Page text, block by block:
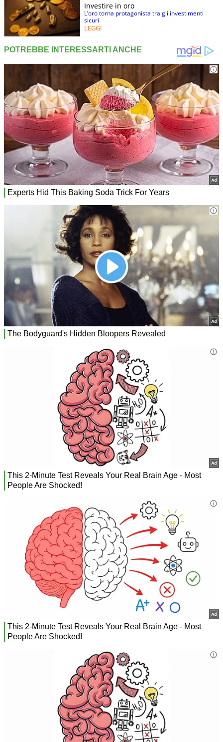
Investire in oro
L’oro torna protagonista tra gli investimenti
sicuri
LEGGI